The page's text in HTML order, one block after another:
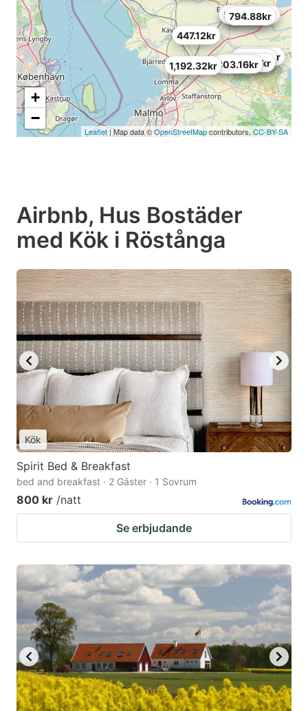
794.88kr
1,250.28kr
1,192.32kr
786.6kr
885.96kr
803.16kr
993.6kr
5,555.88kr
447.12kr
+
−
Leaflet| Map data ©OpenStreetMapcontributors,CC-BY-SA
Airbnb, Hus Bostäder
med Kök i Röstånga
Kök
Spirit Bed & Breakfast
bed and breakfast · 2 Gäster · 1 Sovrum
800 kr /natt
Se erbjudande